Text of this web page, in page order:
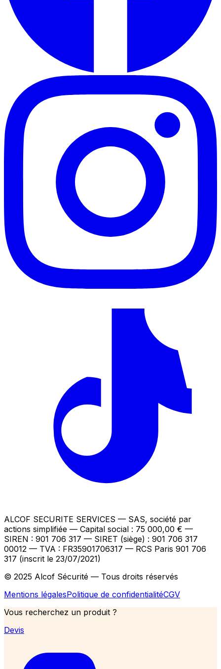
ALCOF SECURITE SERVICES — SAS, société par
actions simplifiée — Capital social : 75 000,00 € —
SIREN : 901 706 317 — SIRET (siège) : 901 706 317
00012 — TVA : FR35901706317 — RCS Paris 901 706
317 (inscrit le 23/07/2021)
© 2025 Alcof Sécurité — Tous droits réservés
Mentions légalesPolitique de confidentialitéCGV
Vous recherchez un produit ?
Devis